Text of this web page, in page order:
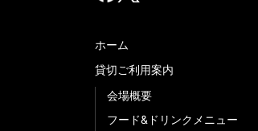
ホーム
貸切ご利用案内
会場概要
フード&ドリンクメニュー